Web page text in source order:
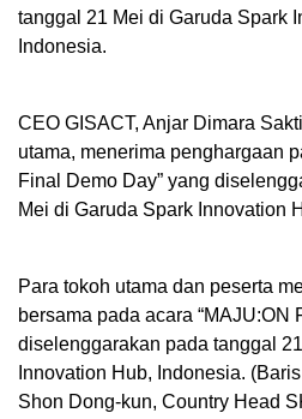
tanggal 21 Mei di Garuda Spark
Indonesia.
CEO GISACT, Anjar Dimara
utama, menerima penghargaan
Final Demo Day” yang
Mei di Garuda Spark Innovation
Para tokoh utama dan peserta
bersama pada acara “MAJU:ON
diselenggarakan pada tanggal
Innovation Hub, Indonesia.
Shon Dong-kun, Country Head